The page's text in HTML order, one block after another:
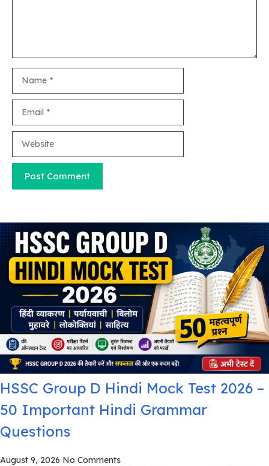
HSSC Group D Hindi Mock Test 2026 –
50 Important Hindi Grammar
Questions
August 9, 2026 No Comments